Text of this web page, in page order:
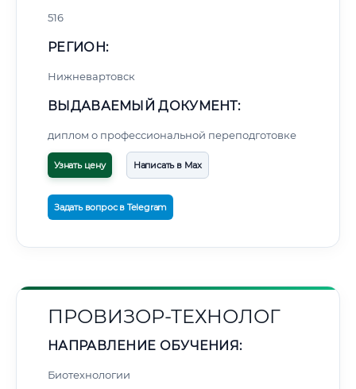
516
РЕГИОН:
Нижневартовск
ВЫДАВАЕМЫЙ ДОКУМЕНТ:
диплом о профессиональной переподготовке
Узнать цену Написать в Max
Задать вопрос в Telegram
ПРОВИЗОР-ТЕХНОЛОГ
НАПРАВЛЕНИЕ ОБУЧЕНИЯ:
Биотехнологии